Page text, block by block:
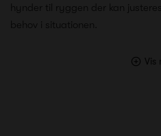
hynder til ryggen der kan
behov i situationen.
Vis